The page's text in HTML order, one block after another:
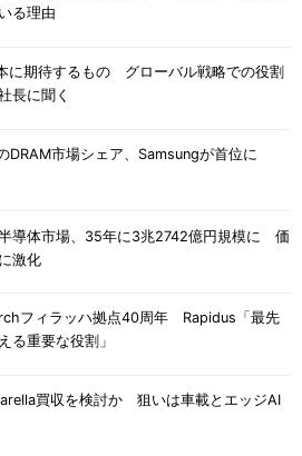
る理由
に期待するもの グローバル戦略での役割
長に聞く
DRAM市場シェア、Samsungが首位に
導体市場、35年に3兆2742億円規模に 価
激化
フィラッハ拠点40周年 Rapidus「最先
る重要な役割」
買収を検討か 狙いは車載とエッジAI